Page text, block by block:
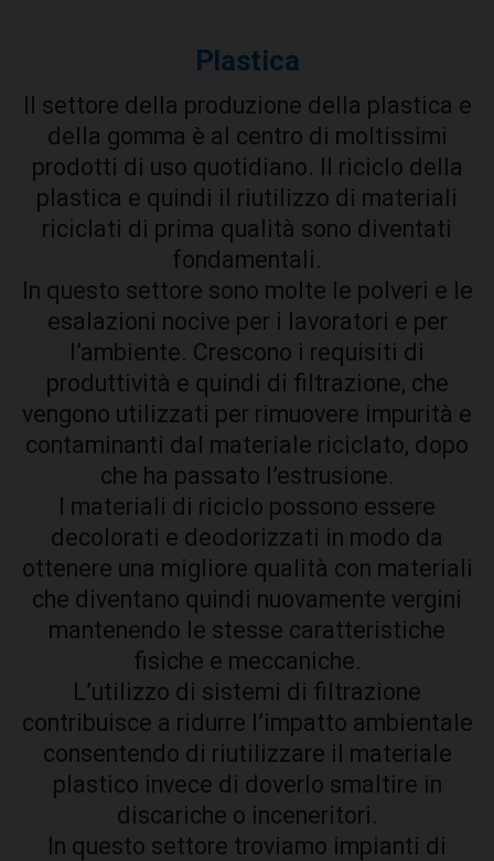
Plastica
Il settore della produzione della plastica e
della gomma è al centro di moltissimi
prodotti di uso quotidiano. Il riciclo della
plastica e quindi il riutilizzo di materiali
riciclati di prima qualità sono diventati
fondamentali.
In questo settore sono molte le polveri e le
esalazioni nocive per i lavoratori e per
l’ambiente. Crescono i requisiti di
produttività e quindi di filtrazione, che
vengono utilizzati per rimuovere impurità e
contaminanti dal materiale riciclato, dopo
che ha passato l’estrusione.
I materiali di riciclo possono essere
decolorati e deodorizzati in modo da
ottenere una migliore qualità con materiali
che diventano quindi nuovamente vergini
mantenendo le stesse caratteristiche
fisiche e meccaniche.
L’utilizzo di sistemi di filtrazione
contribuisce a ridurre l’impatto ambientale
consentendo di riutilizzare il materiale
plastico invece di doverlo smaltire in
discariche o inceneritori.
In questo settore troviamo impianti di